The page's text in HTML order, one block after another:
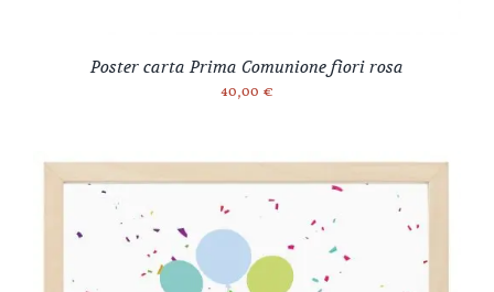
Poster carta Prima Comunione fiori rosa
40,00 €